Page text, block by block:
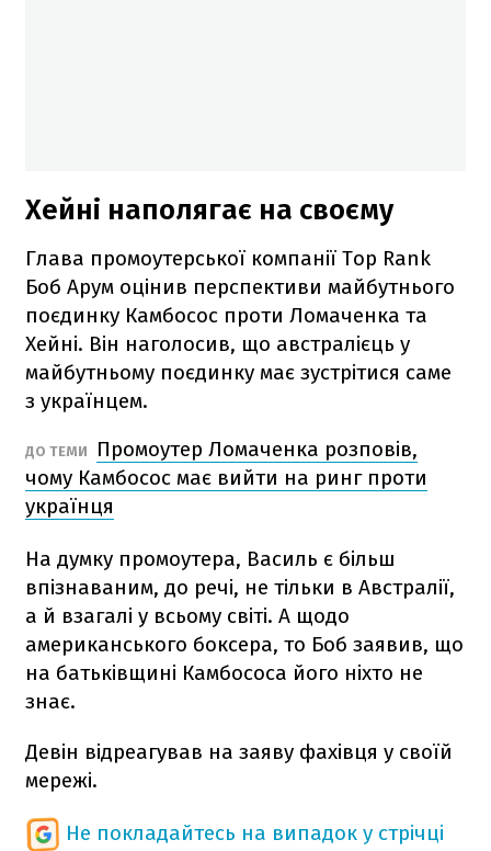
Хейні наполягає на своєму
Глава промоутерської компанії Top Rank
Боб Арум оцінив перспективи майбутнього
поєдинку Камбосос проти Ломаченка та
Хейні. Він наголосив, що австралієць у
майбутньому поєдинку має зустрітися саме
з українцем.
ДО ТЕМИ
Промоутер Ломаченка розповів,
чому Камбосос має вийти на ринг проти
українця
На думку промоутера, Василь є більш
впізнаваним, до речі, не тільки в Австралії,
а й взагалі у всьому світі. А щодо
американського боксера, то Боб заявив, що
на батьківщині Камбососа його ніхто не
знає.
Девін відреагував на заяву фахівця у своїй
мережі.
Не покладайтесь на випадок у стрічці